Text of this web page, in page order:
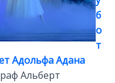
б
о
т
Адольфа Адана
Альберт